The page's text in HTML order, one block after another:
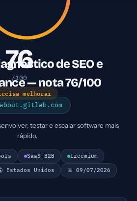
76
/100
melhorar
de SEO e
— nota 76/100
about.gitlab.com
testar e escalar software mais
rápido.
SaaS B2B freemium
Estados Unidos 📅 09/07/2026